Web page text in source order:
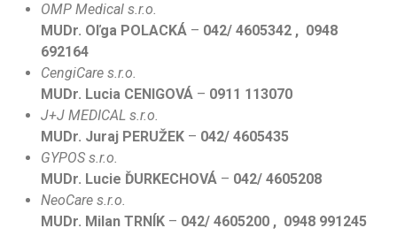
OMP Medical s.r.o.
MUDr. Oľga POLACKÁ – 042/ 4605342 , 0948
692164
CengiCare s.r.o.
MUDr. Lucia CENIGOVÁ – 0911 113070
J+J MEDICAL s.r.o.
MUDr. Juraj PERUŽEK – 042/ 4605435
GYPOS s.r.o.
MUDr. Lucie ĎURKECHOVÁ – 042/ 4605208
NeoCare s.r.o.
MUDr. Milan TRNÍK – 042/ 4605200 , 0948 991245